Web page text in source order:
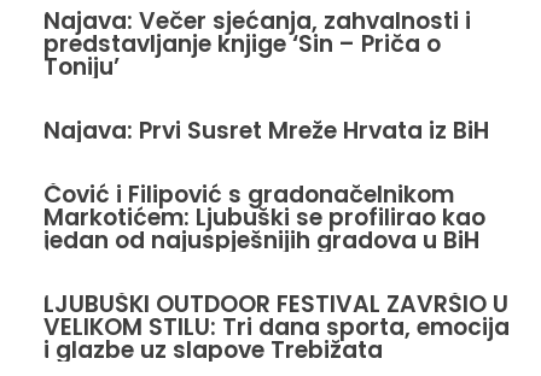
Najava: Večer sjećanja, zahvalnosti i
predstavljanje knjige ‘Sin – Priča o
Toniju’
Najava: Prvi Susret Mreže Hrvata iz BiH
Čović i Filipović s gradonačelnikom
Markotićem: Ljubuški se profilirao kao
jedan od najuspješnijih gradova u BiH
LJUBUŠKI OUTDOOR FESTIVAL ZAVRŠIO U
VELIKOM STILU: Tri dana sporta, emocija
i glazbe uz slapove Trebižata